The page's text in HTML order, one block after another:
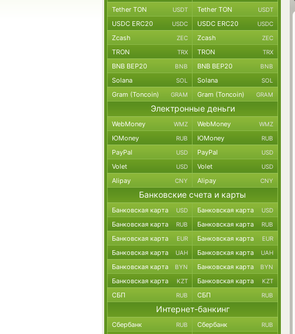
Tether TON USDT Tether TON USDT
USDC ERC20 USDC USDC ERC20 USDC
Zcash ZEC Zcash ZEC
TRON TRX TRON TRX
BNB BEP20 BNB BNB BEP20 BNB
Solana SOL Solana SOL
Gram (Toncoin) GRAM Gram (Toncoin) GRAM
Электронные деньги
WebMoney WMZ WebMoney WMZ
ЮMoney RUB ЮMoney RUB
PayPal USD PayPal USD
Volet USD Volet USD
Alipay CNY Alipay CNY
Банковские счета и карты
Банковская карта USD Банковская карта USD
Банковская карта RUB Банковская карта RUB
Банковская карта EUR Банковская карта EUR
Банковская карта UAH Банковская карта UAH
Банковская карта BYN Банковская карта BYN
Банковская карта KZT Банковская карта KZT
СБП RUB СБП RUB
Интернет-банкинг
Сбербанк RUB Сбербанк RUB